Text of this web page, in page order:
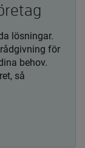
lösningar.
för
behov.
så